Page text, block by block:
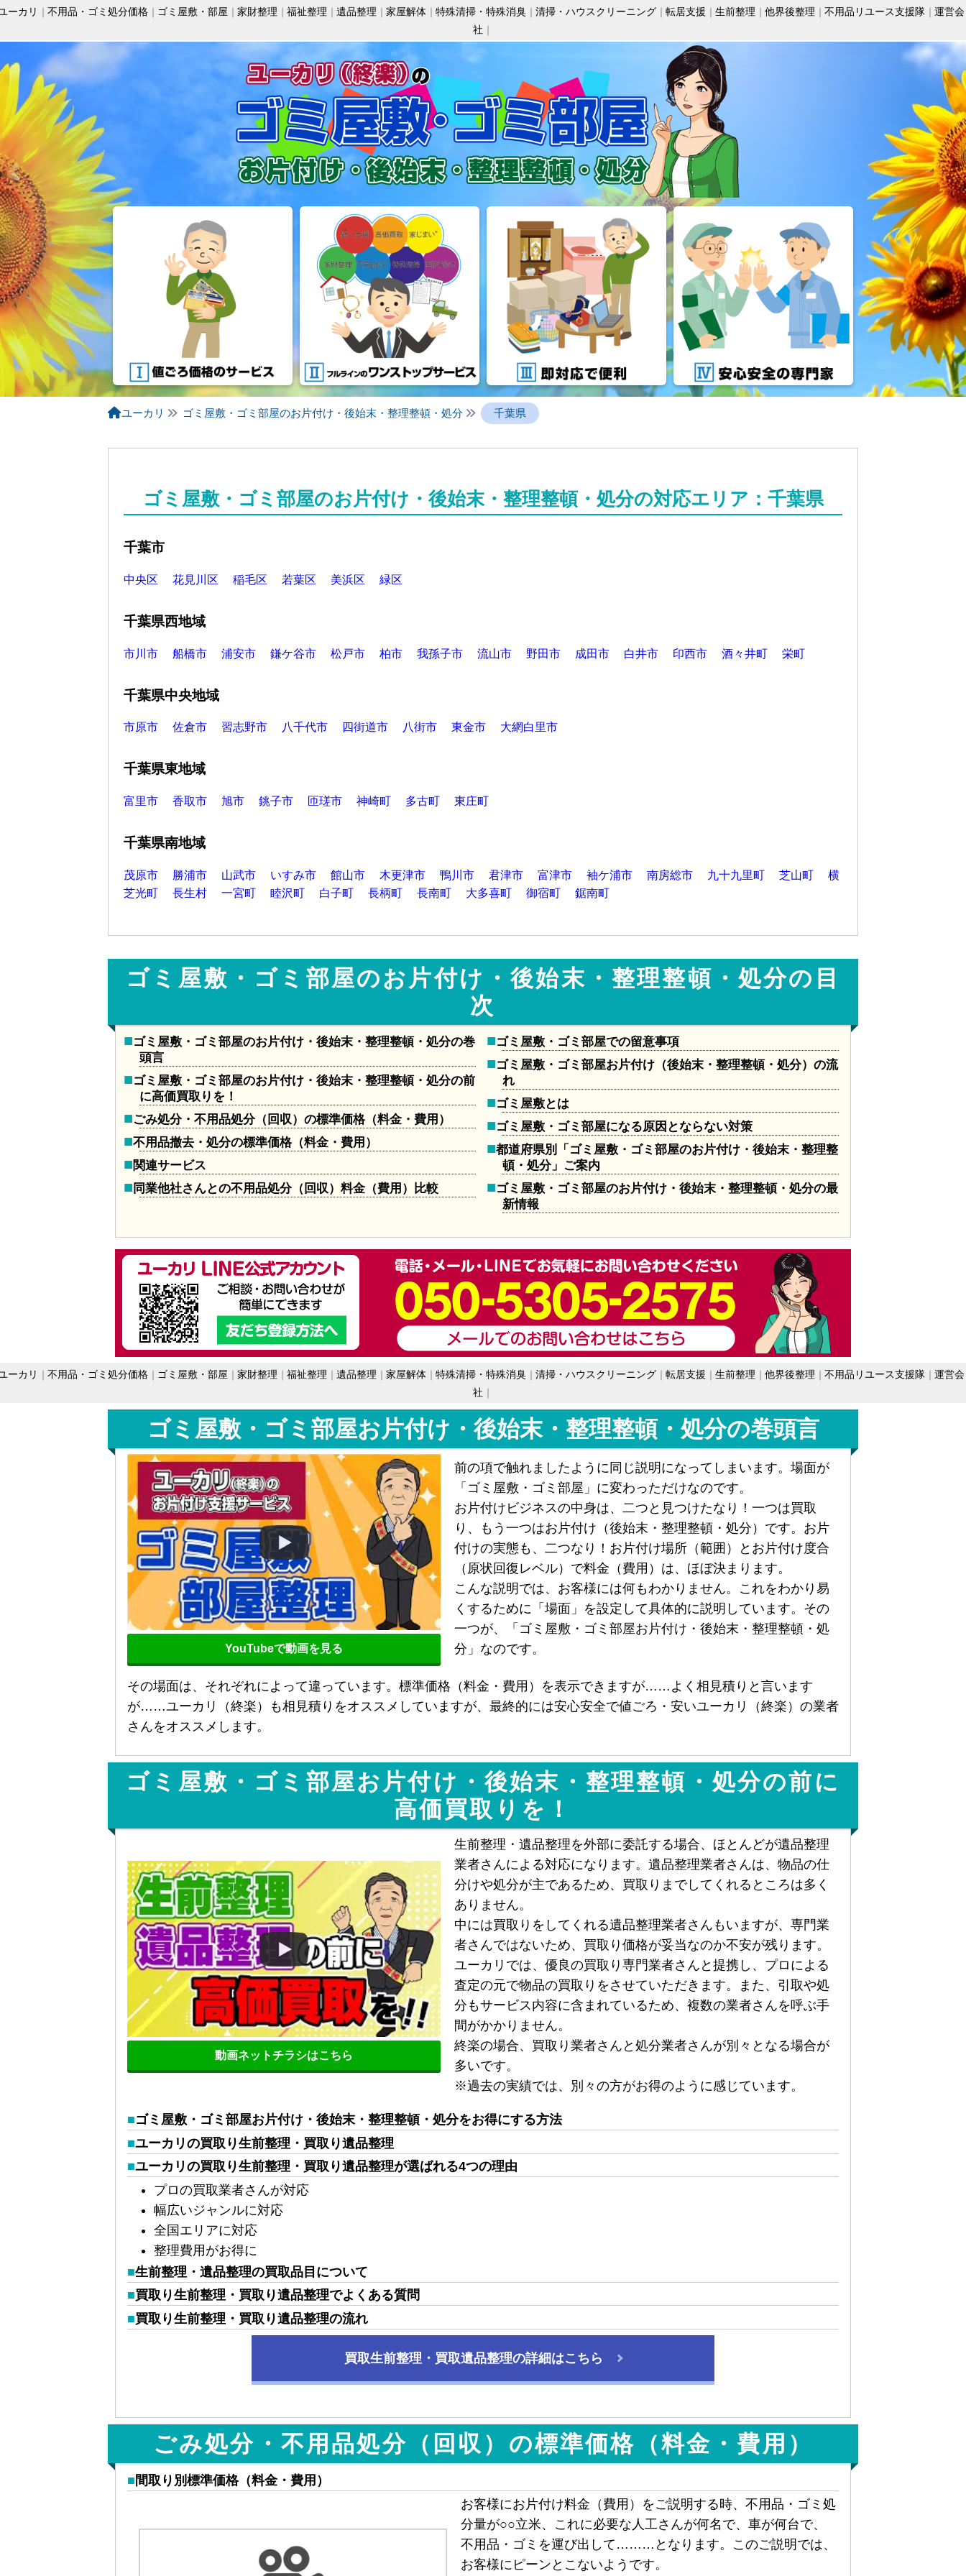
ーカリ 不用品・ゴミ処分価格 ゴミ屋敷・部屋 家財整理 福祉整理 遺品整理 家屋解体 特殊清掃・特殊消臭 清掃・ハウスクリーニング 転居支援 生前整理 他界後整理 不用品リユース支援隊
運営会
社
ユーカリ ゴミ屋敷・ゴミ部屋のお片付け・後始末・整理整頓・処分 千葉県
ゴミ屋敷・ゴミ部屋のお片付け・後始末・整理整頓・処分の対応エリア：千葉県
千葉市
中央区 花見川区 稲毛区 若葉区 美浜区 緑区
千葉県西地域
市川市 船橋市 浦安市 鎌ケ谷市 松戸市 柏市 我孫子市 流山市 野田市 成田市 白井市 印西市 酒々井町 栄町
千葉県中央地域
市原市 佐倉市 習志野市 八千代市 四街道市 八街市 東金市 大網白里市
千葉県東地域
富里市 香取市 旭市 銚子市 匝瑳市 神崎町 多古町 東庄町
千葉県南地域
茂原市 勝浦市 山武市 いすみ市 館山市 木更津市 鴨川市 君津市 富津市 袖ケ浦市 南房総市 九十九里町 芝山町
横
芝光町
長生村 一宮町 睦沢町 白子町 長柄町 長南町 大多喜町 御宿町 鋸南町
ゴミ屋敷・ゴミ部屋のお片付け・後始末・整理整頓・処分の目
次
ゴミ屋敷・ゴミ部屋のお片付け・後始末・整理整頓・処分の巻
頭言
ゴミ屋敷・ゴミ部屋のお片付け・後始末・整理整頓・処分の前
に高価買取りを！
ごみ処分・不用品処分（回収）の標準価格（料金・費用）
不用品撤去・処分の標準価格（料金・費用）
関連サービス
同業他社さんとの不用品処分（回収）料金（費用）比較
ゴミ屋敷・ゴミ部屋での留意事項
ゴミ屋敷・ゴミ部屋お片付け（後始末・整理整頓・処分）の流
れ
ゴミ屋敷とは
ゴミ屋敷・ゴミ部屋になる原因とならない対策
都道府県別「ゴミ屋敷・ゴミ部屋のお片付け・後始末・整理整
頓・処分」ご案内
ゴミ屋敷・ゴミ部屋のお片付け・後始末・整理整頓・処分の最
新情報
ーカリ 不用品・ゴミ処分価格 ゴミ屋敷・部屋 家財整理 福祉整理 遺品整理 家屋解体 特殊清掃・特殊消臭 清掃・ハウスクリーニング 転居支援 生前整理 他界後整理 不用品リユース支援隊
運営会
社
ゴミ屋敷・ゴミ部屋お片付け・後始末・整理整頓・処分の巻頭言
YouTubeで動画を見る
前の項で触れましたように同じ説明になってしまいます。場面が
「ゴミ屋敷・ゴミ部屋」に変わっただけなのです。
お片付けビジネスの中身は、二つと見つけたなり！一つは買取
り、もう一つはお片付け（後始末・整理整頓・処分）です。お片
付けの実態も、二つなり！お片付け場所（範囲）とお片付け度合
（原状回復レベル）で料金（費用）は、ほぼ決まります。
こんな説明では、お客様には何もわかりません。これをわかり易
くするために「場面」を設定して具体的に説明しています。その
一つが、「ゴミ屋敷・ゴミ部屋お片付け・後始末・整理整頓・処
分」なのです。
その場面は、それぞれによって違っています。標準価格（料金・費用）を表示できますが……よく相見積りと言います
が……ユーカリ（終楽）も相見積りをオススメしていますが、最終的には安心安全で値ごろ・安いユーカリ（終楽）の業者
さんをオススメします。
ゴミ屋敷・ゴミ部屋お片付け・後始末・整理整頓・処分の前に
高価買取りを！
動画ネットチラシはこちら
生前整理・遺品整理を外部に委託する場合、ほとんどが遺品整理
業者さんによる対応になります。遺品整理業者さんは、物品の仕
分けや処分が主であるため、買取りまでしてくれるところは多く
ありません。
中には買取りをしてくれる遺品整理業者さんもいますが、専門業
者さんではないため、買取り価格が妥当なのか不安が残ります。
ユーカリでは、優良の買取り専門業者さんと提携し、プロによる
査定の元で物品の買取りをさせていただきます。また、引取や処
分もサービス内容に含まれているため、複数の業者さんを呼ぶ手
間がかかりません。
終楽の場合、買取り業者さんと処分業者さんが別々となる場合が
多いです。
※過去の実績では、別々の方がお得のように感じています。
ゴミ屋敷・ゴミ部屋お片付け・後始末・整理整頓・処分をお得にする方法
ユーカリの買取り生前整理・買取り遺品整理
ユーカリの買取り生前整理・買取り遺品整理が選ばれる4つの理由
プロの買取業者さんが対応
幅広いジャンルに対応
全国エリアに対応
整理費用がお得に
生前整理・遺品整理の買取品目について
買取り生前整理・買取り遺品整理でよくある質問
買取り生前整理・買取り遺品整理の流れ
買取生前整理・買取遺品整理の詳細はこちら
ごみ処分・不用品処分（回収）の標準価格（料金・費用）
間取り別標準価格（料金・費用）
お客様にお片付け料金（費用）をご説明する時、不用品・ゴミ処
分量が○○立米、これに必要な人工さんが何名で、車が何台で、
不用品・ゴミを運び出して………となります。このご説明では、
お客様にピーンとこないようです。